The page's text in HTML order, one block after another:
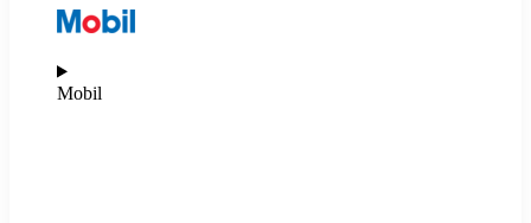
Mobil